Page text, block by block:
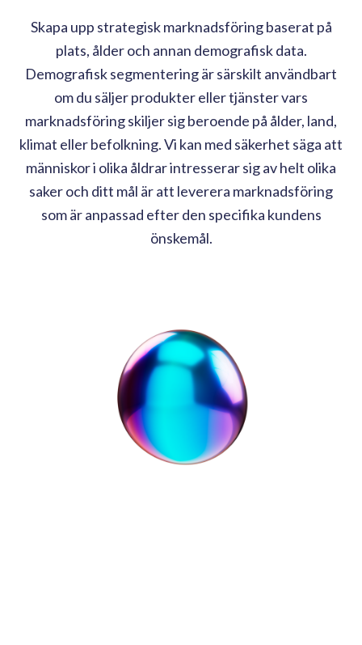
Skapa upp strategisk marknadsföring baserat på
plats, ålder och annan demografisk data.
Demografisk segmentering är särskilt användbart
om du säljer produkter eller tjänster vars
marknadsföring skiljer sig beroende på ålder, land,
klimat eller befolkning. Vi kan med säkerhet säga att
människor i olika åldrar intresserar sig av helt olika
saker och ditt mål är att leverera marknadsföring
som är anpassad efter den specifika kundens
önskemål.